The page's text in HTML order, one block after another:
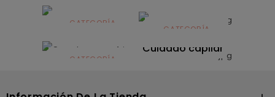
Alimentación
infantilCATEGORÍA
Dermocosmética
CATEGORÍA
Solares
CATEGORÍA
Cuidado capilar